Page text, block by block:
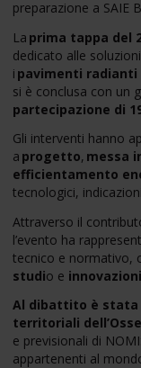
preparazione a SAIE
La prima tappa del
dedicato alle
i pavimenti radianti
si è conclusa con un
partecipazione di
Gli interventi hanno
a progetto, messa
efficientamento
tecnologici,
Attraverso il
l’evento ha
tecnico e normativo,
studio e
Al dibattito è stata
territoriali
e previsionali di
appartenenti al